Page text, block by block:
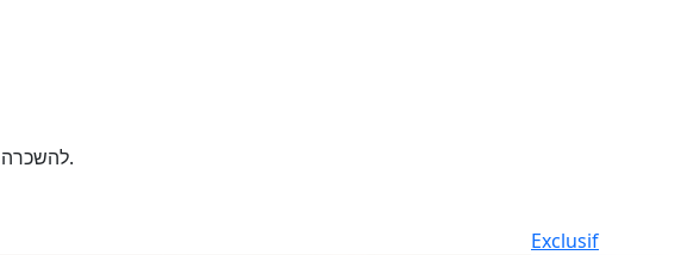
להשכרה חנות/משרד כ35 מ"ר בנוי כולל מטבחון ומחסן. במקום מרכזי נגישות מלאה ובקרבת תחבורה ציבורית.
Exclusif